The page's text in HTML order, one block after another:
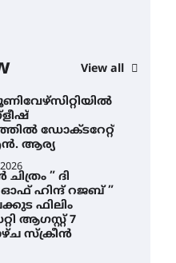
View all
അവധി
ഡോക്ടറേറ്റ്
ആര്യ
” ദി
ഹിന്ദ് റജബ് ”
ഫിലിം
ആഗസ്റ്റ് 7
സ്‌ക്രീൻ